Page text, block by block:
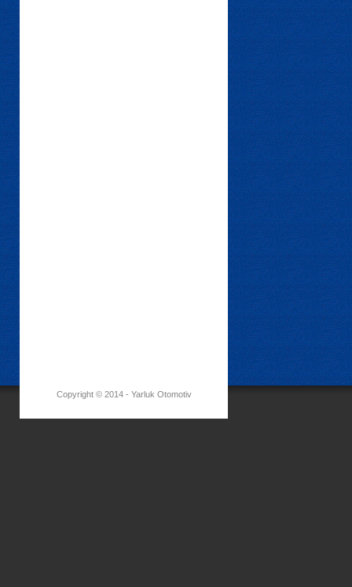
Copyright © 2014 - Yarluk Otomotiv